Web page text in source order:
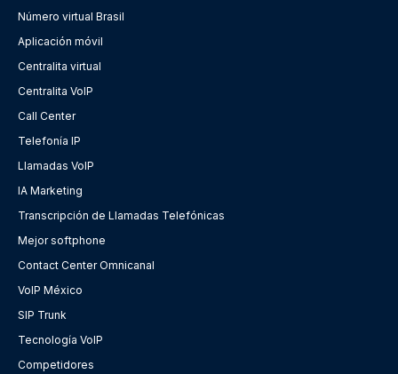
Número virtual Brasil
Aplicación móvil
Centralita virtual
Centralita VoIP
Call Center
Telefonía IP
Llamadas VoIP
IA Marketing
Transcripción de Llamadas Telefónicas
Mejor softphone
Contact Center Omnicanal
VoIP México
SIP Trunk
Tecnología VoIP
Competidores